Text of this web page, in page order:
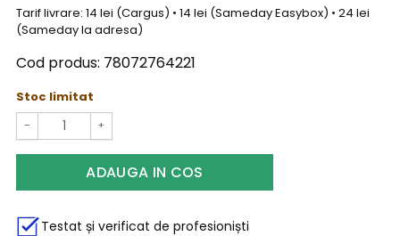
Tarif livrare: 14 lei (Cargus) • 14 lei (Sameday Easybox) • 24 lei
(Sameday la adresa)
Cod produs: 78072764221
Stoc limitat
− +
ADAUGA IN COS
Testat și verificat de profesioniști